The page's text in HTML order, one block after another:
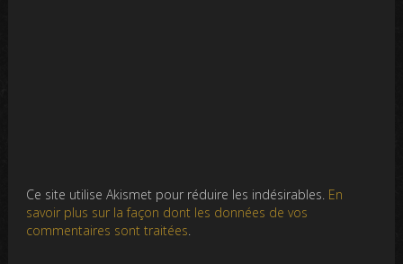
Ce site utilise Akismet pour réduire les indésirables. En
savoir plus sur la façon dont les données de vos
commentaires sont traitées.